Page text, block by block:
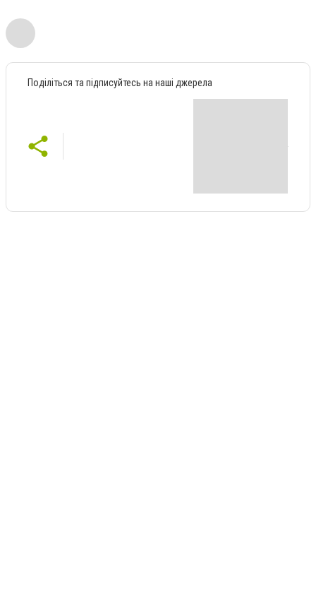
Поділіться та підписуйтесь на наші джерела